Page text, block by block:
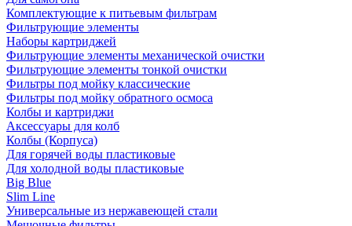
Комплектующие к питьевым фильтрам
Фильтрующие элементы
Наборы картриджей
Фильтрующие элементы механической очистки
Фильтрующие элементы тонкой очистки
Фильтры под мойку классические
Фильтры под мойку обратного осмоса
Колбы и картриджи
Аксессуары для колб
Колбы (Корпуса)
Для горячей воды пластиковые
Для холодной воды пластиковые
Big Blue
Slim Line
Универсальные из нержавеющей стали